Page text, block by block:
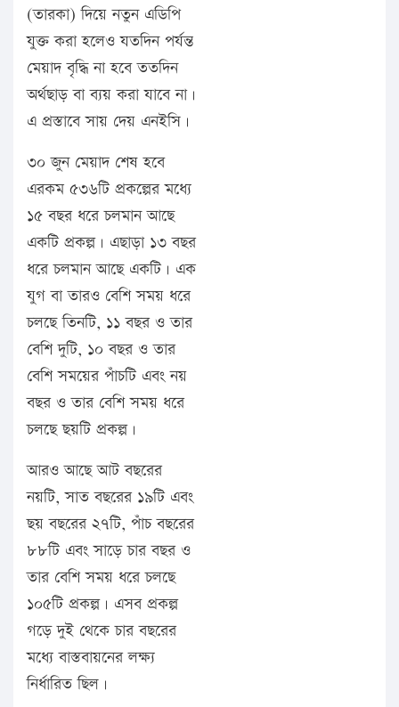
(তারকা) দিয়ে নতুন এডিপি
যুক্ত করা হলেও যতদিন পর্যন্ত
মেয়াদ বৃদ্ধি না হবে ততদিন
অর্থছাড় বা ব্যয় করা যাবে না।
এ প্রস্তাবে সায় দেয় এনইসি।
৩০ জুন মেয়াদ শেষ হবে
এরকম ৫৩৬টি প্রকল্পের মধ্যে
১৫ বছর ধরে চলমান আছে
একটি প্রকল্প। এছাড়া ১৩ বছর
ধরে চলমান আছে একটি। এক
যুগ বা তারও বেশি সময় ধরে
চলছে তিনটি, ১১ বছর ও তার
বেশি দুটি, ১০ বছর ও তার
বেশি সময়ের পাঁচটি এবং নয়
বছর ও তার বেশি সময় ধরে
চলছে ছয়টি প্রকল্প।
আরও আছে আট বছরের
নয়টি, সাত বছরের ১৯টি এবং
ছয় বছরের ২৭টি, পাঁচ বছরের
৮৮টি এবং সাড়ে চার বছর ও
তার বেশি সময় ধরে চলছে
১০৫টি প্রকল্প। এসব প্রকল্প
গড়ে দুই থেকে চার বছরের
মধ্যে বাস্তবায়নের লক্ষ্য
নির্ধারিত ছিল।